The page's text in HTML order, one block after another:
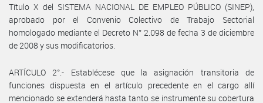
Título X del SISTEMA NACIONAL DE EMPLEO PÚBLICO (SINEP),
aprobado por el Convenio Colectivo de Trabajo Sectorial
homologado mediante el Decreto N° 2.098 de fecha 3 de diciembre
de 2008 y sus modificatorios.
ARTÍCULO 2°.- Establécese que la asignación transitoria de
funciones dispuesta en el artículo precedente en el cargo allí
mencionado se extenderá hasta tanto se instrumente su cobertura